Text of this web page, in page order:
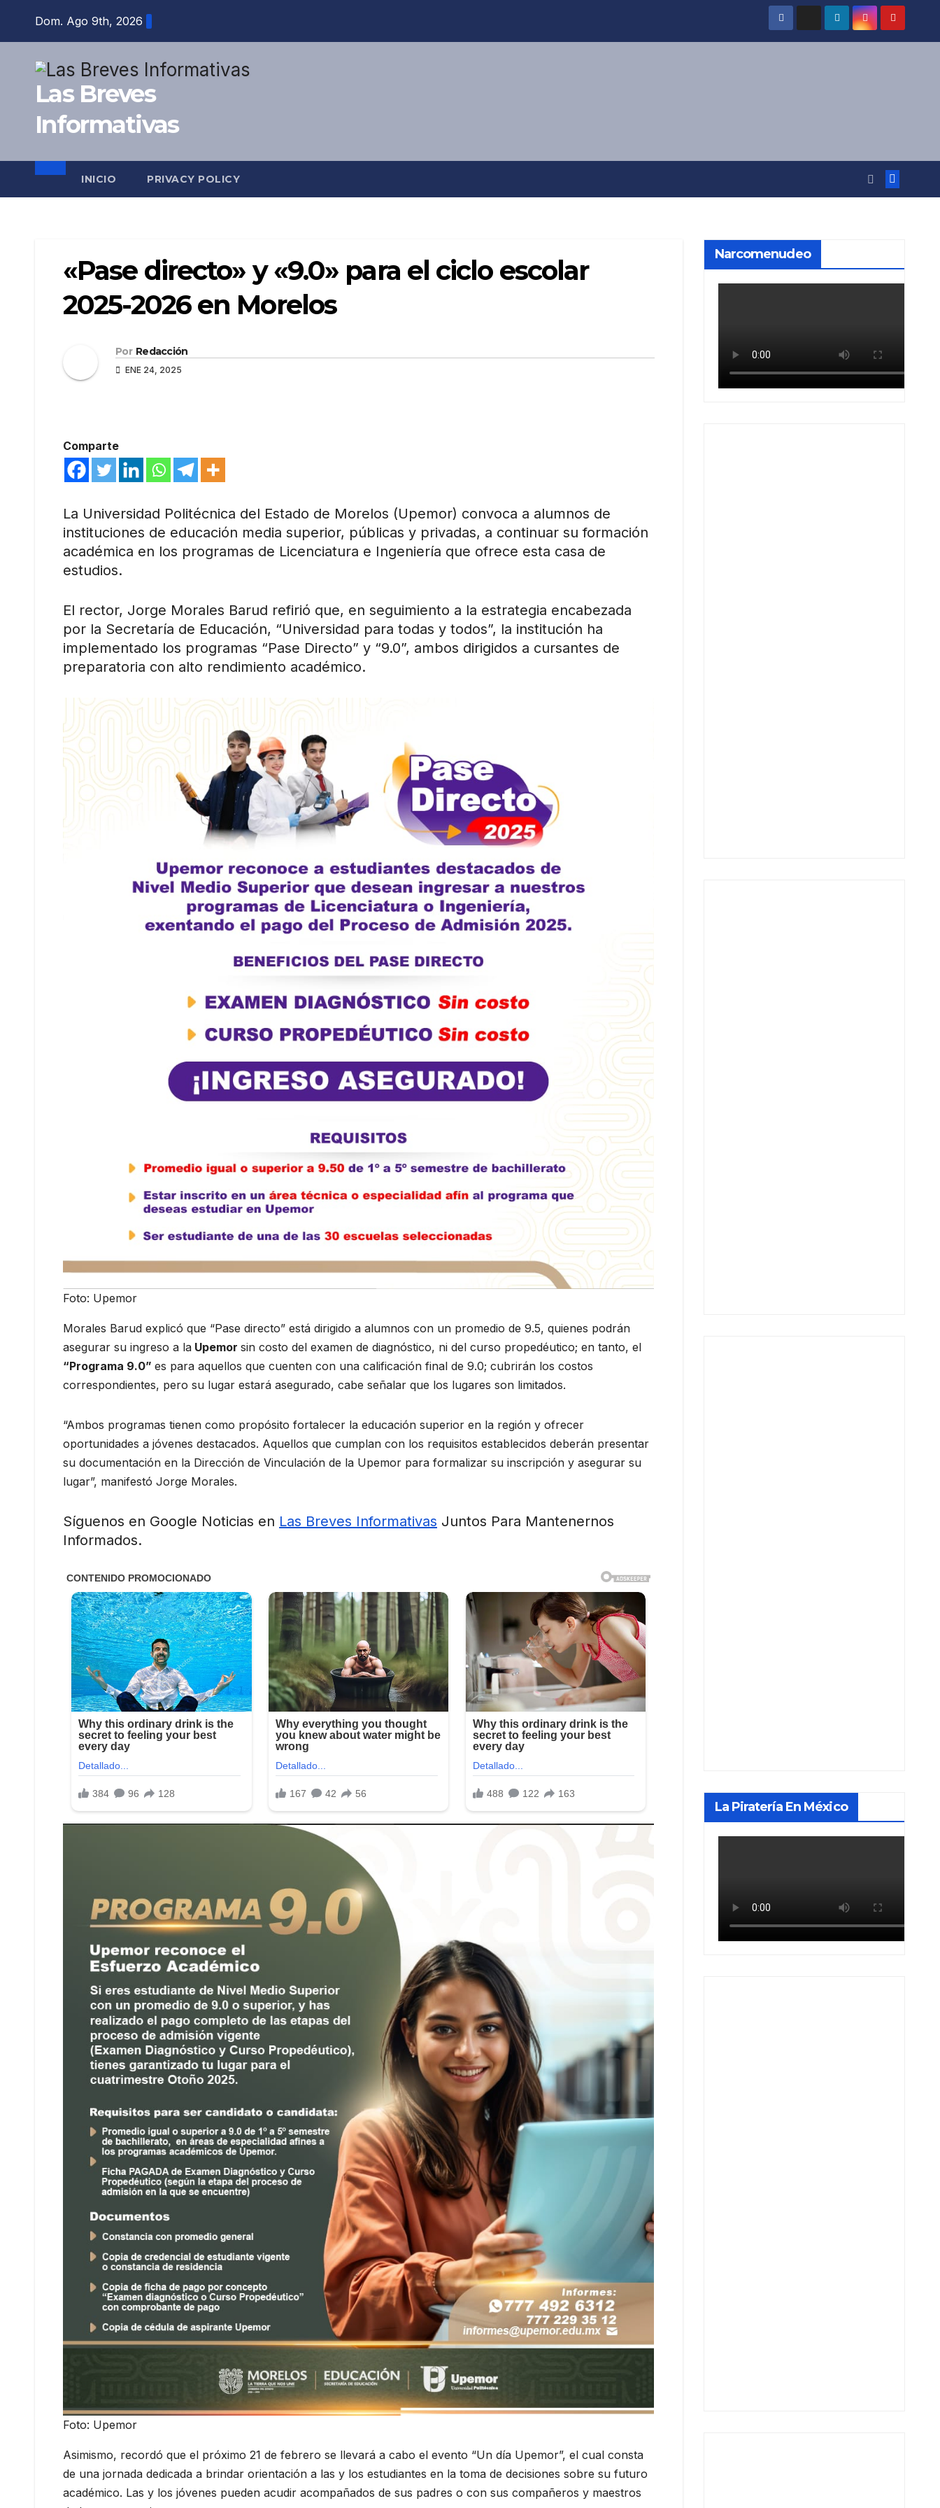
Dom. Ago 9th, 2026
Las Breves
Informativas
INICIO PRIVACY POLICY
«Pase directo» y «9.0» para el ciclo escolar
2025-2026 en Morelos
Por Redacción
ENE 24, 2025
Comparte
La Universidad Politécnica del Estado de Morelos (Upemor) convoca a alumnos de
instituciones de educación media superior, públicas y privadas, a continuar su formación
académica en los programas de Licenciatura e Ingeniería que ofrece esta casa de
estudios.
El rector, Jorge Morales Barud refirió que, en seguimiento a la estrategia encabezada
por la Secretaría de Educación, “Universidad para todas y todos”, la institución ha
implementado los programas “Pase Directo” y “9.0”, ambos dirigidos a cursantes de
preparatoria con alto rendimiento académico.
Foto: Upemor
Morales Barud explicó que “Pase directo” está dirigido a alumnos con un promedio de 9.5, quienes podrán
asegurar su ingreso a la Upemor sin costo del examen de diagnóstico, ni del curso propedéutico; en tanto, el
“Programa 9.0” es para aquellos que cuenten con una calificación final de 9.0; cubrirán los costos
correspondientes, pero su lugar estará asegurado, cabe señalar que los lugares son limitados.
“Ambos programas tienen como propósito fortalecer la educación superior en la región y ofrecer
oportunidades a jóvenes destacados. Aquellos que cumplan con los requisitos establecidos deberán presentar
su documentación en la Dirección de Vinculación de la Upemor para formalizar su inscripción y asegurar su
lugar”, manifestó Jorge Morales.
Síguenos en Google Noticias en Las Breves Informativas Juntos Para Mantenernos
Informados.
Foto: Upemor
Asimismo, recordó que el próximo 21 de febrero se llevará a cabo el evento “Un día Upemor”, el cual consta
de una jornada dedicada a brindar orientación a las y los estudiantes en la toma de decisiones sobre su futuro
académico. Las y los jóvenes pueden acudir acompañados de sus padres o con sus compañeros y maestros
Narcomenudeo
La Piratería En México